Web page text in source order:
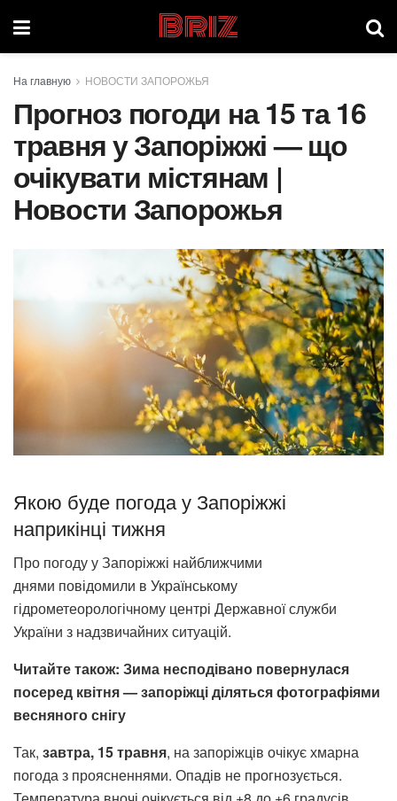
Briz
На главную НОВОСТИ ЗАПОРОЖЬЯ
Прогноз погоди на 15 та 16
травня у Запоріжжі — що
очікувати містянам |
Новости Запорожья
Якою буде погода у Запоріжжі
наприкінці тижня
Про погоду у Запоріжжі найближчими
днями повідомили в Українському
гідрометеорологічному центрі Державної служби
України з надзвичайних ситуацій.
Читайте також: Зима несподівано повернулася
посеред квітня — запоріжці діляться фотографіями
весняного снігу
Так, завтра, 15 травня, на запоріжців очікує хмарна
погода з проясненнями. Опадів не прогнозується.